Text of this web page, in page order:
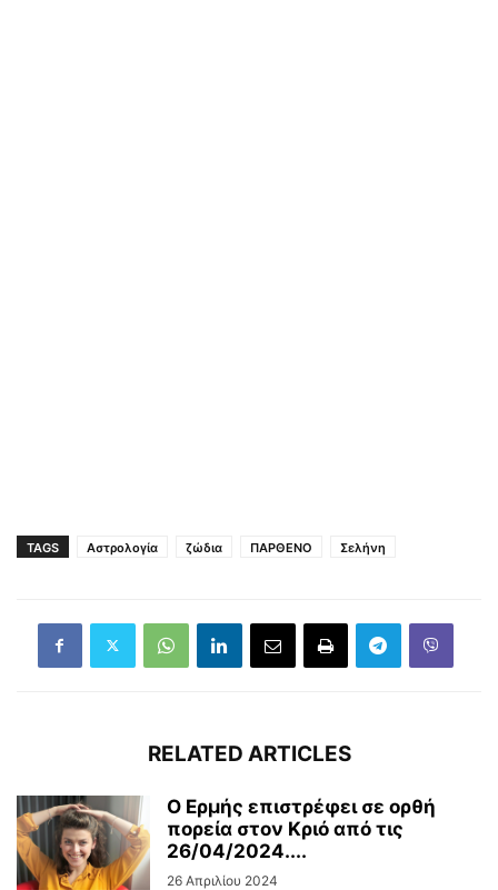
TAGS Αστρολογία ζώδια ΠΑΡΘΕΝΟ Σελήνη
RELATED ARTICLES
Ο Ερμής επιστρέφει σε ορθή
πορεία στον Κριό από τις
26/04/2024....
26 Απριλίου 2024